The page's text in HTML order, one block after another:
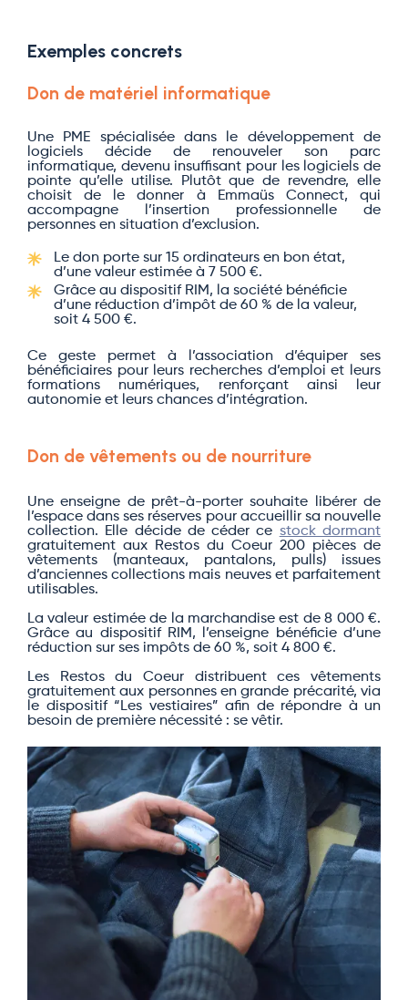
Exemples concrets
Don de matériel informatique
Une PME spécialisée dans le développement de
logiciels décide de renouveler son parc
informatique, devenu insuffisant pour les logiciels de
pointe qu’elle utilise. Plutôt que de revendre, elle
choisit de le donner à Emmaüs Connect, qui
accompagne l’insertion professionnelle de
personnes en situation d’exclusion.
Le don porte sur 15 ordinateurs en bon état,
d’une valeur estimée à 7 500 €.
Grâce au dispositif RIM, la société bénéficie
d’une réduction d’impôt de 60 % de la valeur,
soit 4 500 €.
Ce geste permet à l’association d’équiper ses
bénéficiaires pour leurs recherches d’emploi et leurs
formations numériques, renforçant ainsi leur
autonomie et leurs chances d’intégration.
Don de vêtements ou de nourriture
Une enseigne de prêt-à-porter souhaite libérer de
l’espace dans ses réserves pour accueillir sa nouvelle
collection. Elle décide de céder ce stock dormant
gratuitement aux Restos du Coeur 200 pièces de
vêtements (manteaux, pantalons, pulls) issues
d’anciennes collections mais neuves et parfaitement
utilisables.
La valeur estimée de la marchandise est de 8 000 €.
Grâce au dispositif RIM, l’enseigne bénéficie d’une
réduction sur ses impôts de 60 %, soit 4 800 €.
Les Restos du Coeur distribuent ces vêtements
gratuitement aux personnes en grande précarité, via
le dispositif “Les vestiaires” afin de répondre à un
besoin de première nécessité : se vêtir.